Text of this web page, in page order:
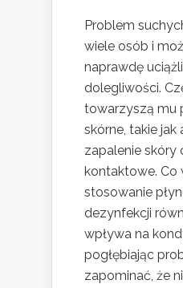
Problem
wiele osób i
naprawdę
dolegliwości.
towarzyszą mu
skórne, takie
zapalenie skóry
kontaktowe. Co
stosowanie
dezynfekcji
wpływa na
pogłębiając
zapominać, że